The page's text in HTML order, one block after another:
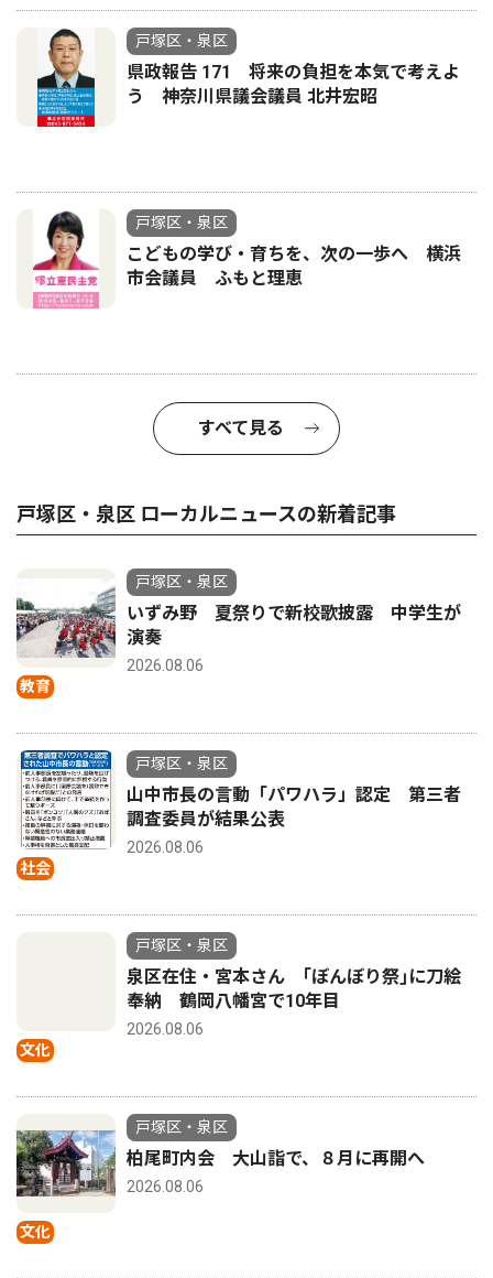
戸塚区・泉区
県政報告 171 将来の負担を本気で考えよ
う 神奈川県議会議員 北井宏昭
戸塚区・泉区
こどもの学び・育ちを、次の一歩へ 横浜
市会議員 ふもと理恵
すべて見る
戸塚区・泉区 ローカルニュースの新着記事
教育
戸塚区・泉区
いずみ野 夏祭りで新校歌披露 中学生が
演奏
2026.08.06
社会
戸塚区・泉区
山中市長の言動「パワハラ」認定 第三者
調査委員が結果公表
2026.08.06
文化
戸塚区・泉区
泉区在住・宮本さん ｢ぼんぼり祭｣に刀絵
奉納 鶴岡八幡宮で10年目
2026.08.06
文化
戸塚区・泉区
柏尾町内会 大山詣で、８月に再開へ
2026.08.06